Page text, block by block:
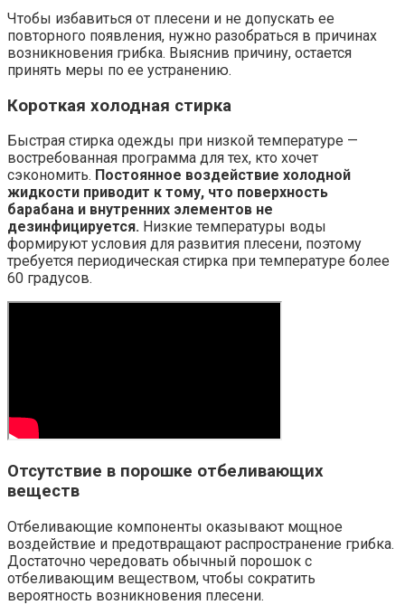
Чтобы избавиться от плесени и не допускать ее
повторного появления, нужно разобраться в причинах
возникновения грибка. Выяснив причину, остается
принять меры по ее устранению.
Короткая холодная стирка
Быстрая стирка одежды при низкой температуре —
востребованная программа для тех, кто хочет
сэкономить. Постоянное воздействие холодной
жидкости приводит к тому, что поверхность
барабана и внутренних элементов не
дезинфицируется. Низкие температуры воды
формируют условия для развития плесени, поэтому
требуется периодическая стирка при температуре более
60 градусов.
Отсутствие в порошке отбеливающих
веществ
Отбеливающие компоненты оказывают мощное
воздействие и предотвращают распространение грибка.
Достаточно чередовать обычный порошок с
отбеливающим веществом, чтобы сократить
вероятность возникновения плесени.